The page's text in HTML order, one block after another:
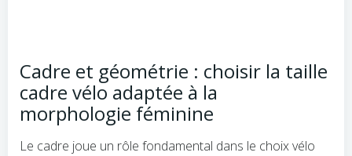
Cadre et géométrie : choisir la taille
cadre vélo adaptée à la
morphologie féminine
Le cadre joue un rôle fondamental dans le choix vélo